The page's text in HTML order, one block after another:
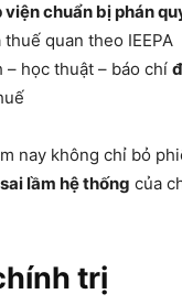
viện chuẩn bị phán
quan theo IEEPA
– học thuật – báo chí
nay không chỉ bỏ
sai lầm hệ thống của
trị